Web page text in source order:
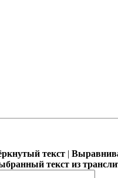
текст |
текст из